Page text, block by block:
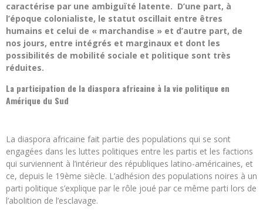
caractérise par une ambiguïté latente. D’une part, à
l’époque colonialiste, le statut oscillait entre êtres
humains et celui de « marchandise » et d’autre part, de
nos jours, entre intégrés et marginaux et dont les
possibilités de mobilité sociale et politique sont très
réduites.
La participation de la diaspora africaine à la vie politique en
Amérique du Sud
La diaspora africaine fait partie des populations qui se sont
engagées dans les luttes politiques entre les partis et les factions
qui surviennent à l’intérieur des républiques latino-américaines, et
ce, depuis le 19ème siècle. L’adhésion des populations noires à un
parti politique s’explique par le rôle joué par ce même parti lors de
l’abolition de l’esclavage.